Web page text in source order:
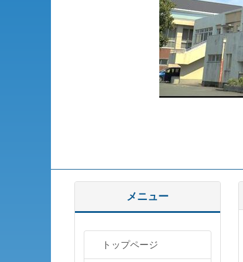
メニュー
トップページ